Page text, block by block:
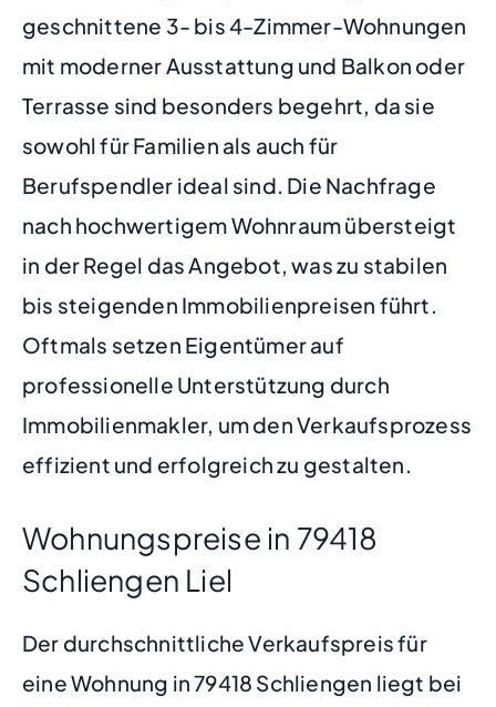
geschnittene 3- bis 4-Zimmer-Wohnungen
mit moderner Ausstattung und Balkon oder
Terrasse sind besonders begehrt, da sie
sowohl für Familien als auch für
Berufspendler ideal sind. Die Nachfrage
nach hochwertigem Wohnraum übersteigt
in der Regel das Angebot, was zu stabilen
bis steigenden Immobilienpreisen führt.
Oftmals setzen Eigentümer auf
professionelle Unterstützung durch
Immobilienmakler, um den Verkaufsprozess
effizient und erfolgreich zu gestalten.
Wohnungspreise in 79418
Schliengen Liel
Der durchschnittliche Verkaufspreis für
eine Wohnung in 79418 Schliengen liegt bei